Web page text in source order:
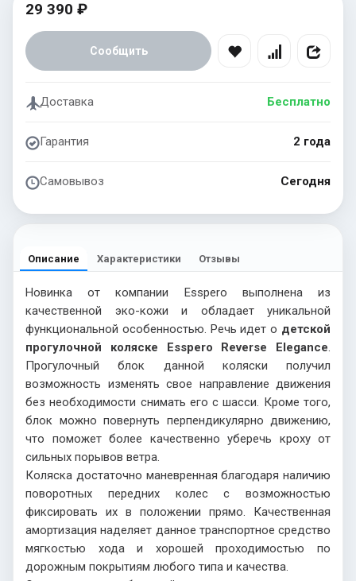
29 390 ₽
Сообщить
Доставка Бесплатно
Гарантия 2 года
Самовывоз Сегодня
Описание Характеристики Отзывы
Новинка от компании Esspero
выполнена из
качественной эко-кожи и обладает уникальной
функциональной особенностью. Речь идет о детской
прогулочной коляске Esspero Reverse Elegance.
Прогулочный блок данной коляски получил
возможность изменять свое направление движения
без необходимости снимать его с шасси. Кроме того,
блок можно повернуть перпендикулярно движению,
что поможет более качественно уберечь кроху от
сильных порывов ветра.
Коляска достаточно маневренная благодаря наличию
поворотных передних колес с возможностью
фиксировать их в положении прямо. Качественная
амортизация наделяет данное транспортное средство
мягкостью хода и хорошей проходимостью по
дорожным покрытиям любого типа и качества.